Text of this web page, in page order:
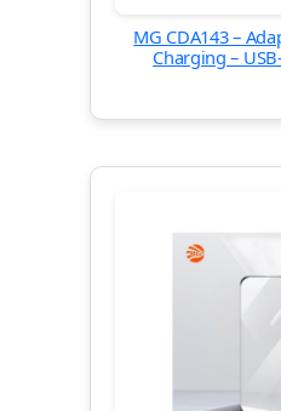
MG CDA143 –
Charging –